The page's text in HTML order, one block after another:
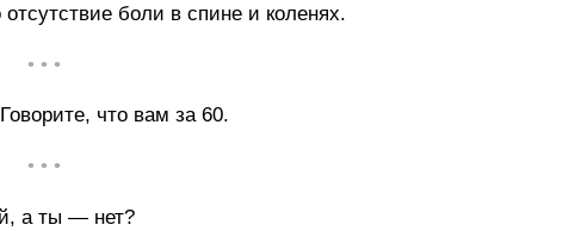
боли в спине и коленях.
• • •
что вам за 60.
• • •
а ты — нет?